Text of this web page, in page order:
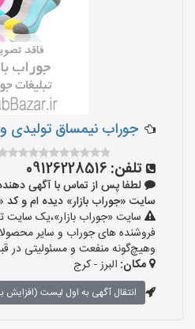
جوراب نیمساق تولیدی
تلفن: 09126228516
لطفا پس از تماس با آگهی
سایت «جوراب بازار» دیده ام و کد «آگهی-33» را
سایت «جوراب بازار»،یک سایت
فروشنده های جوراب و سایر
وهیچ‌گونه منفعت و مسئولیتی در
مکان: البرز - کرج
انتقال آگهی به اول لیست (افزایش